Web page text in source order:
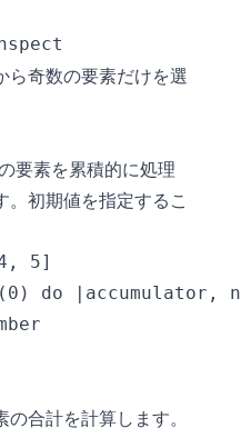
ら奇数の要素だけを選
要素を累積的に処理
。初期値を指定するこ
5]
do |accumulator,
合計を計算します。